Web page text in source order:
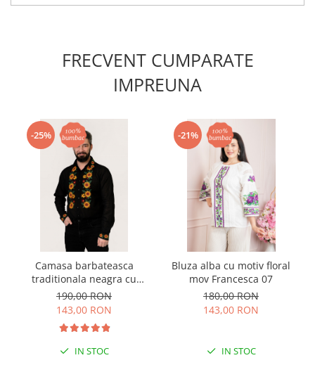
FRECVENT CUMPARATE
IMPREUNA
-25%
Camasa barbateasca
traditionala neagra cu
motiv floral galben Darius
190,00 RON
143,00 RON
IN STOC
-21%
Bluza alba cu motiv floral
mov Francesca 07
180,00 RON
143,00 RON
IN STOC